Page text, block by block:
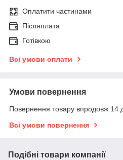
Оплатити частинами
Післяплата
Готівкою
Всі умови оплати
Умови повернення
Повернення товару впродовж 14
Всі умови повернення
Подібні товари компанії